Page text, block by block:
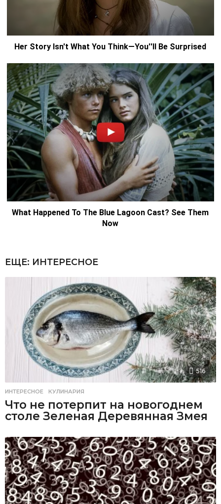
ЕЩЕ: ИНТЕРЕСНОЕ
516
ИНТЕРЕСНОЕ ,КУЛИНАРИЯ
Что не потерпит на новогоднем
столе Зеленая Деревянная Змея